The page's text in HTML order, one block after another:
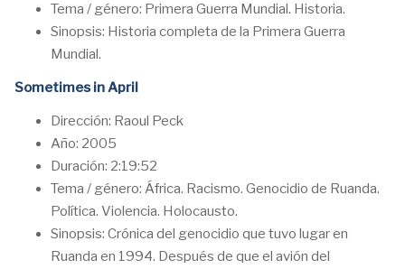
Tema / género: Primera Guerra Mundial. Historia.
Sinopsis: Historia completa de la Primera Guerra
Mundial.
Sometimes in April
Dirección: Raoul Peck
Año: 2005
Duración: 2:19:52
Tema / género: África. Racismo. Genocidio de Ruanda.
Política. Violencia. Holocausto.
Sinopsis: Crónica del genocidio que tuvo lugar en
Ruanda en 1994. Después de que el avión del